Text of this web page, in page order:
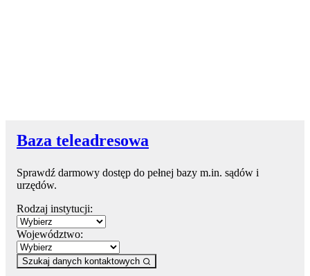
Baza teleadresowa
Sprawdź darmowy dostęp do pełnej bazy m.in. sądów i
urzędów.
Rodzaj instytucji:
Województwo:
Szukaj danych kontaktowych